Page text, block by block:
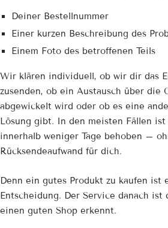
Deiner Bestellnummer
Einer kurzen Beschreibung des
Einem Foto des betroffenen Teils
Wir klären individuell, ob wir dir das
zusenden, ob ein Austausch über die
abgewickelt wird oder ob es eine
Lösung gibt. In den meisten Fällen ist
innerhalb weniger Tage behoben –
Rücksendeaufwand für dich.
Denn ein gutes Produkt zu kaufen ist
Entscheidung. Der Service danach ist
einen guten Shop erkennt.